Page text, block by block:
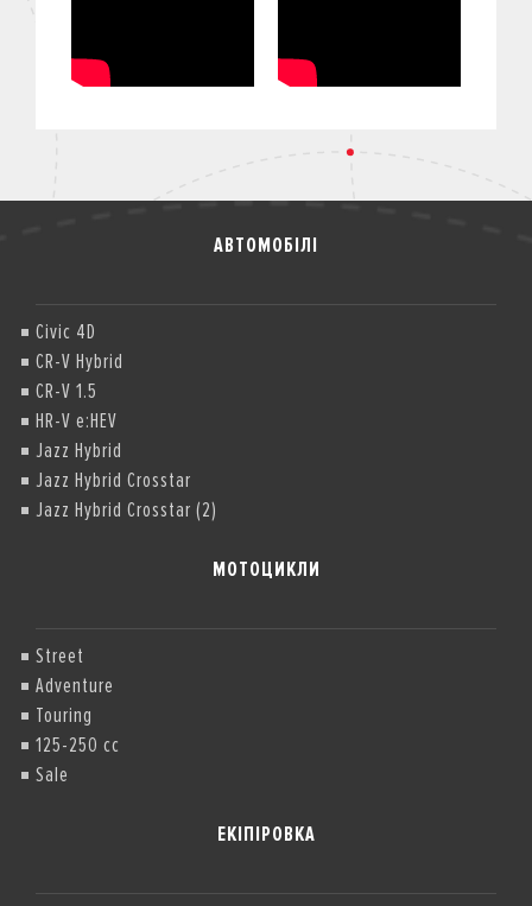
АВТОМОБІЛІ
Civic 4D
CR-V Hybrid
CR-V 1.5
HR-V e:HEV
Jazz Hybrid
Jazz Hybrid Crosstar
Jazz Hybrid Crosstar (2)
МОТОЦИКЛИ
Street
Adventure
Touring
125-250 cc
Sale
ЕКІПІРОВКА